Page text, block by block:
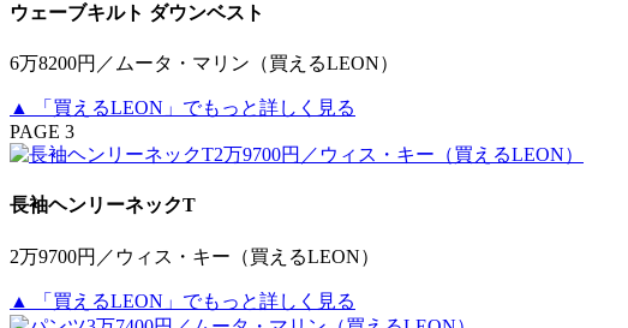
ウェーブキルト ダウンベスト
6万8200円／ムータ・マリン（買えるLEON）
▲ 「買えるLEON」でもっと詳しく見る
PAGE 3
長袖ヘンリーネックT
2万9700円／ウィス・キー（買えるLEON）
▲ 「買えるLEON」でもっと詳しく見る